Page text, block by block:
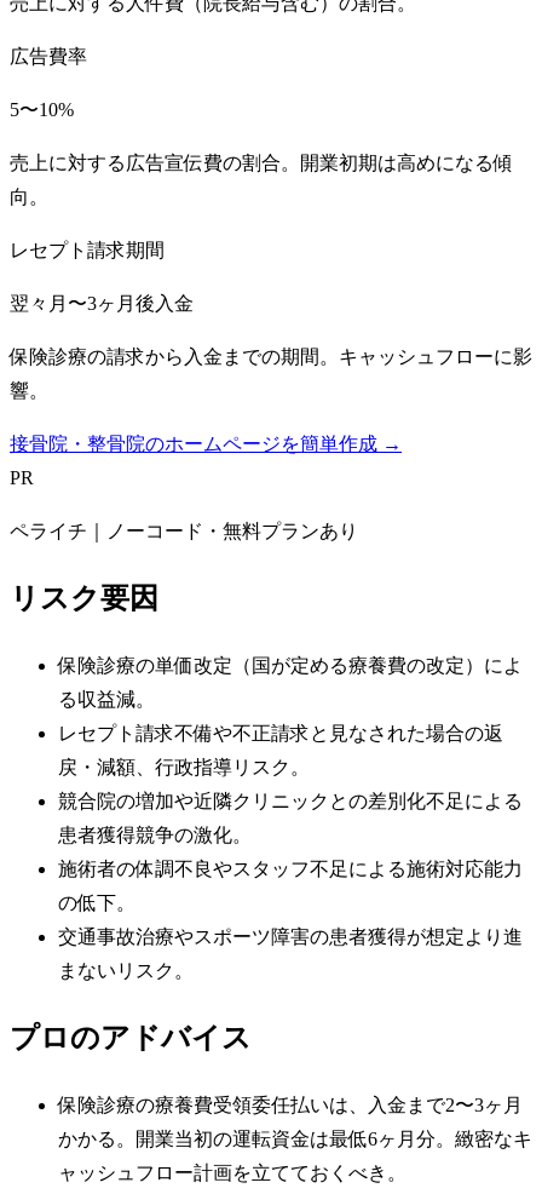
広告費率
5〜10%
売上に対する広告宣伝費の割合。開業初期は高めになる傾
向。
レセプト請求期間
翌々月〜3ヶ月後入金
保険診療の請求から入金までの期間。キャッシュフローに影
響。
接骨院・整骨院のホームページを簡単作成 →
PR
ペライチ｜ノーコード・無料プランあり
リスク要因
保険診療の単価改定（国が定める療養費の改定）によ
る収益減。
レセプト請求不備や不正請求と見なされた場合の返
戻・減額、行政指導リスク。
競合院の増加や近隣クリニックとの差別化不足による
患者獲得競争の激化。
施術者の体調不良やスタッフ不足による施術対応能力
の低下。
交通事故治療やスポーツ障害の患者獲得が想定より進
まないリスク。
プロのアドバイス
保険診療の療養費受領委任払いは、入金まで2〜3ヶ月
かかる。開業当初の運転資金は最低6ヶ月分。緻密なキ
ャッシュフロー計画を立てておくべき。